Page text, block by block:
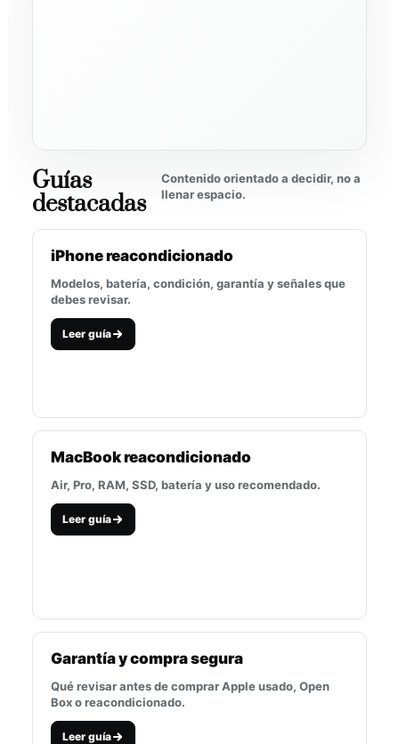
Guías
destacadas
Contenido orientado a decidir, no a
llenar espacio.
iPhone reacondicionado
Modelos, batería, condición, garantía y señales que
debes revisar.
Leer guía
MacBook reacondicionado
Air, Pro, RAM, SSD, batería y uso recomendado.
Leer guía
Garantía y compra segura
Qué revisar antes de comprar Apple usado, Open
Box o reacondicionado.
Leer guía